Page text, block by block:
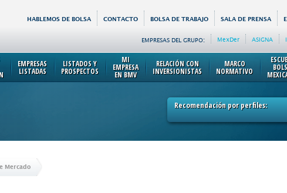
HABLEMOS DE BOLSA CONTACTO BOLSA DE TRABAJO SALA DE PRENSA
EMPRESAS DEL GRUPO: MexDer ASIGNA
EMPRESAS
LISTADAS
LISTADOS Y
PROSPECTOS
MI
EMPRESA
EN BMV
RELACIÓN CON
INVERSIONISTAS
MARCO
NORMATIVO
Recomendación por perfiles:
Mercado